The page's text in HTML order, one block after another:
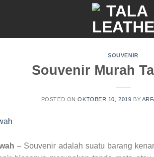
SOUVENIR
Souvenir Murah
POSTED ONOKTOBER 10, 2019 BY
– Souvenir adalah suatu barang